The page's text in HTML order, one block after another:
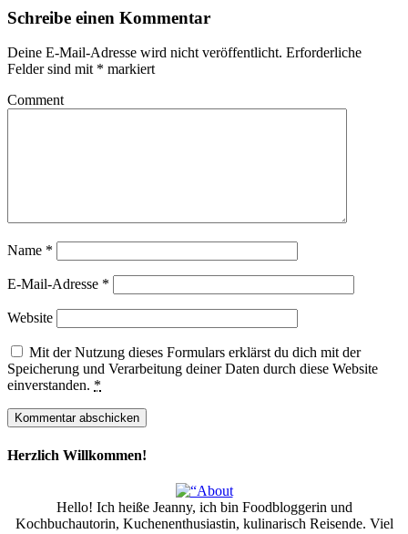
Schreibe einen Kommentar
Deine E-Mail-Adresse wird nicht veröffentlicht. Erforderliche
Felder sind mit * markiert
Comment
Name *
E-Mail-Adresse *
Website
Mit der Nutzung dieses Formulars erklärst du dich mit der
Speicherung und Verarbeitung deiner Daten durch diese Website
einverstanden. *
Herzlich Willkommen!
Hello! Ich heiße Jeanny, ich bin Foodbloggerin und
Kochbuchautorin, Kuchenenthusiastin, kulinarisch Reisende. Viel